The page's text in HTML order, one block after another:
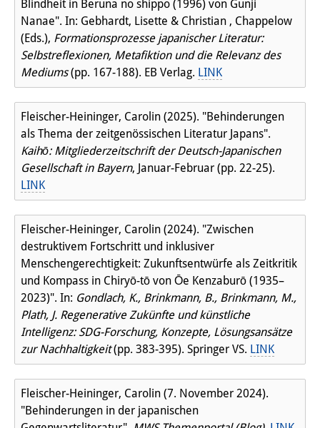
Kontakt
Anfahrt
Medienkontakt
Blindheit in Beruna no shippo (1996) von Gunji
Nanae". In: Gebhardt, Lisette & Christian , Chappelow
(Eds.), Formationsprozesse japanischer Literatur:
Selbstreflexionen, Metafiktion und die Relevanz des
Mediums(pp. 167-188). EB Verlag. LINK
Fleischer-Heininger, Carolin (2025). "Behinderungen
als Thema der zeitgenössischen Literatur Japans".
Kaihō: Mitgliederzeitschrift der Deutsch-Japanischen
Gesellschaft in Bayern, Januar-Februar (pp. 22-25).
LINK
Fleischer-Heininger, Carolin (2024). "Zwischen
destruktivem Fortschritt und inklusiver
Menschengerechtigkeit: Zukunftsentwürfe als Zeitkritik
und Kompass in Chiryō-tō von Ōe Kenzaburō (1935–
2023)". In: Gondlach, K., Brinkmann, B., Brinkmann, M.,
Plath, J. Regenerative Zukünfte und künstliche
Intelligenz: SDG-Forschung, Konzepte, Lösungsansätze
zur Nachhaltigkeit(pp. 383-395). Springer VS. LINK
Fleischer-Heininger, Carolin (7. November 2024).
"Behinderungen in der japanischen